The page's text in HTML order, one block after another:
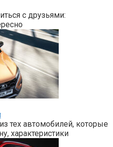
с друзьями:
тех автомобилей, которые
характеристики